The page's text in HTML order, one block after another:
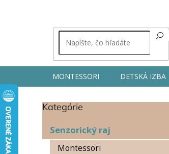
MONTESSORI DETSKÁ IZBA
B
Preskočiť
Kategórie
Senzorický raj
Montessori